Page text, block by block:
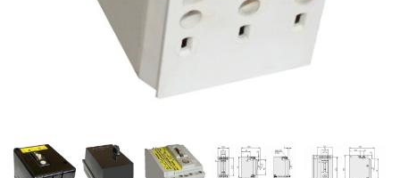
Штендеры
Щиты
диэлектрические